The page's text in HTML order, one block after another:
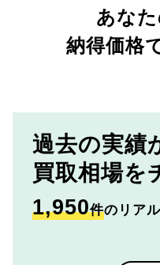
あなた
納得価格
過去の実績
買取相場を
1,950件のリア